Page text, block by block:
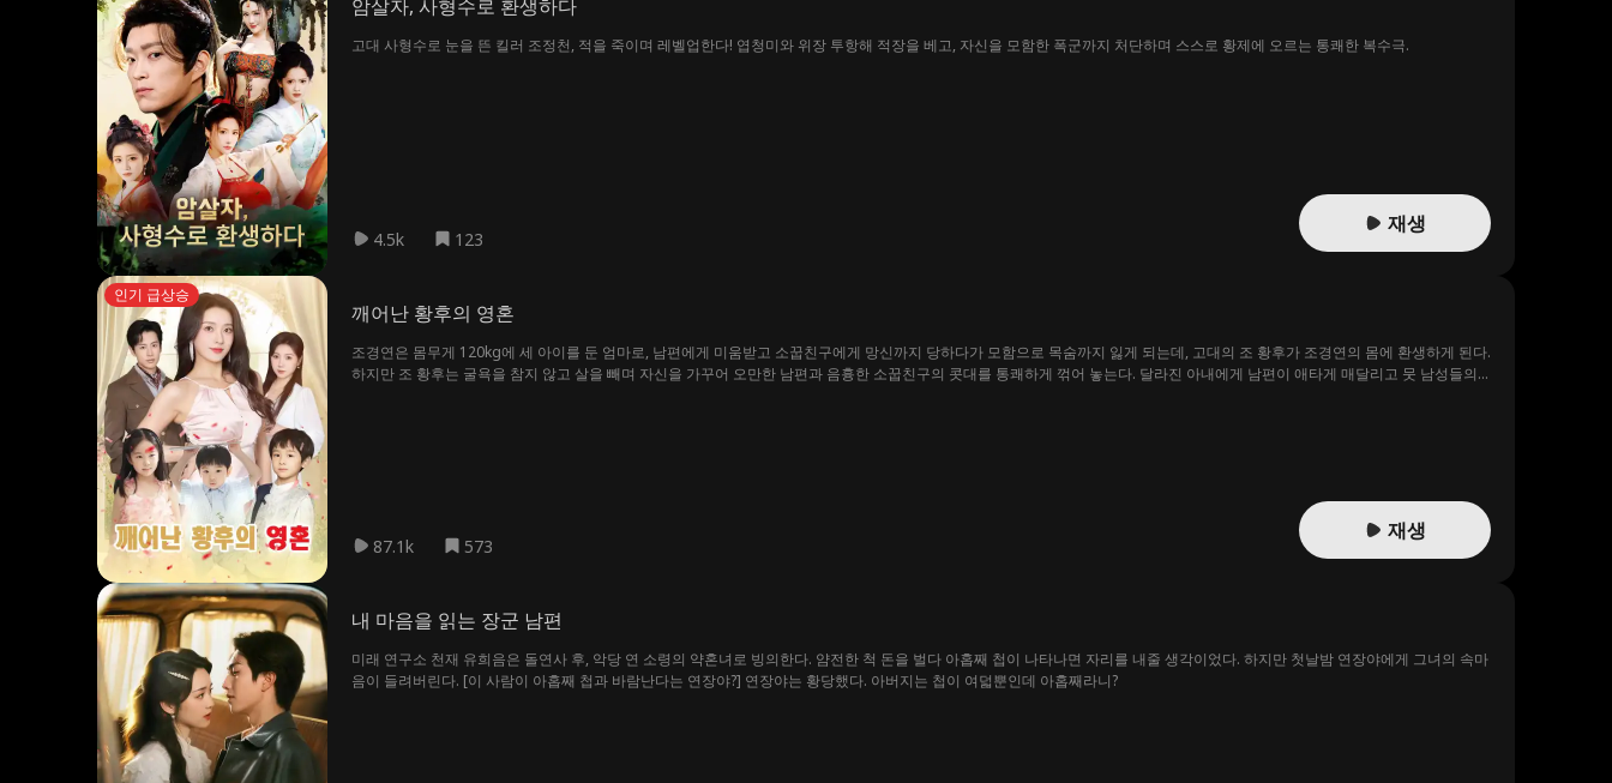
암살자, 사형수로 환생하다
고대 사형수로 눈을 뜬 킬러 조정천, 적을 죽이며 레벨업한다! 엽청미와 위장 투항해 적장을 베고, 자신을 모함한 폭군까지 처단하며 스스로 황제에 오르는 통쾌한 복수극.
4.5k 123
재생
인기 급상승
깨어난 황후의 영혼
조경연은 몸무게 120kg에 세 아이를 둔 엄마로, 남편에게 미움받고 소꿉친구에게 망신까지 당하다가 모함으로 목숨까지 잃게 되는데, 고대의 조 황후가 조경연의 몸에 환생하게 된다.
하지만 조 황후는 굴욕을 참지 않고 살을 빼며 자신을 가꾸어 오만한 남편과 음흉한 소꿉친구의 콧대를 통쾌하게 꺾어 놓는다. 달라진 아내에게 남편이 애타게 매달리고 뭇 남성들의
87.1k 573
재생
내 마음을 읽는 장군 남편
미래 연구소 천재 유희음은 돌연사 후, 악당 연 소령의 약혼녀로 빙의한다. 얌전한 척 돈을 벌다 아홉째 첩이 나타나면 자리를 내줄 생각이었다. 하지만 첫날밤 연장야에게 그녀의 속마
음이 들려버린다. [이 사람이 아홉째 첩과 바람난다는 연장야?] 연장야는 황당했다. 아버지는 첩이 여덟뿐인데 아홉째라니?